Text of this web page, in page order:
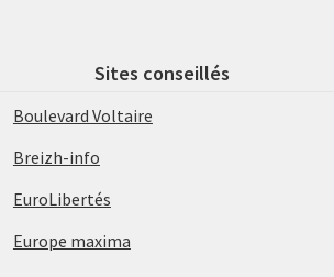
Sites conseillés
Boulevard Voltaire
Breizh-info
EuroLibertés
Europe maxima